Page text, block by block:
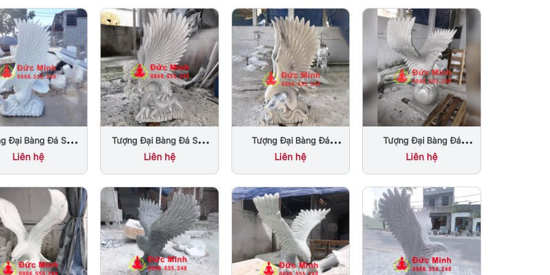
Đại Bàng Đá Săn
Tự Nhiên Nguyên
Khối Đẹp
Liên hệ
Tượng Đại Bàng Đá Săn
Mồi Bằng Đá Cẩm Thạch
Trắng Nguyên Khối
Liên hệ
Tượng Đại Bàng Đá
Phong Thủy Vân Xám
Liên hệ
Tượng Đại Bàng Đá
Phong Thủy Tung Cánh
Nguyên Khối Đẹp
Liên hệ